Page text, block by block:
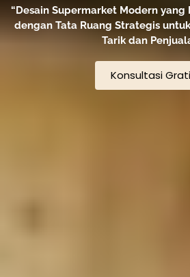
“Desain Supermarket Modern yang
dengan Tata Ruang Strategis
Tarik dan
Konsultasi